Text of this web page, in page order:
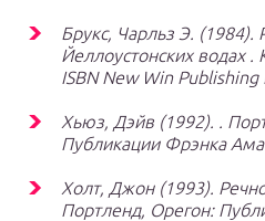
Брукс, Чарльз Э. (1984).
Йеллоустонских водах.
ISBNNew Win Publishing
Хьюз, Дэйв (1992). .
Публикации Фрэнка
Холт, Джон (1993).
Портленд, Орегон: